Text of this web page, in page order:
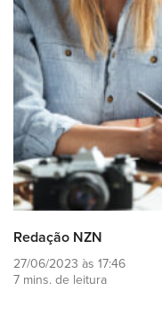
Redação NZN
27/06/2023 às 17:46
7 mins. de leitura